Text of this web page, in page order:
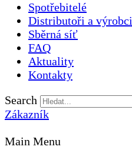
Spotřebitelé
Distributoři a výrobci
Sběrná síť
FAQ
Aktuality
Kontakty
Search
Zákazník
Main Menu